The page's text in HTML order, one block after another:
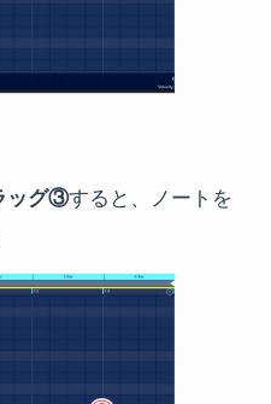
ッグ③すると、ノートを